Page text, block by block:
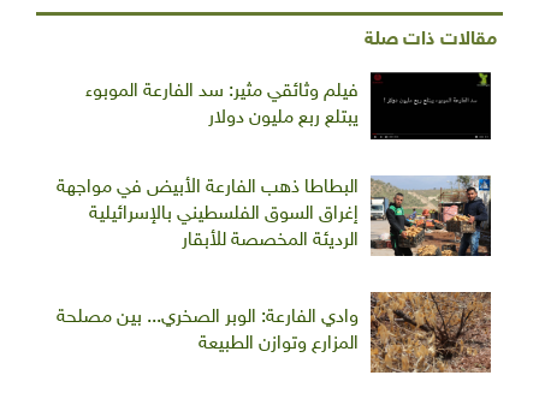
مقالات ذات صلة
فيلم وثائقي مثير: سد الفارعة الموبوء
يبتلع ربع مليون دولار
البطاطا ذهب الفارعة الأبيض في مواجهة
إغراق السوق الفلسطيني بالإسرائيلية
الرديئة المخصصة للأبقار
وادي الفارعة: الوبر الصخري... بين مصلحة
المزارع وتوازن الطبيعة